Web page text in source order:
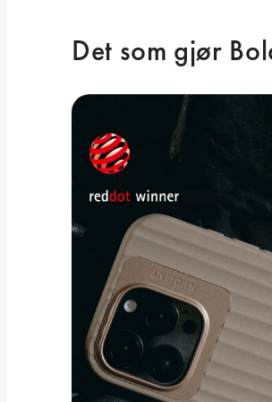
Det som gjør